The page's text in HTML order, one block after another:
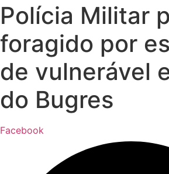
Polícia Militar
foragido por
de vulnerável
do Bugres
Facebook